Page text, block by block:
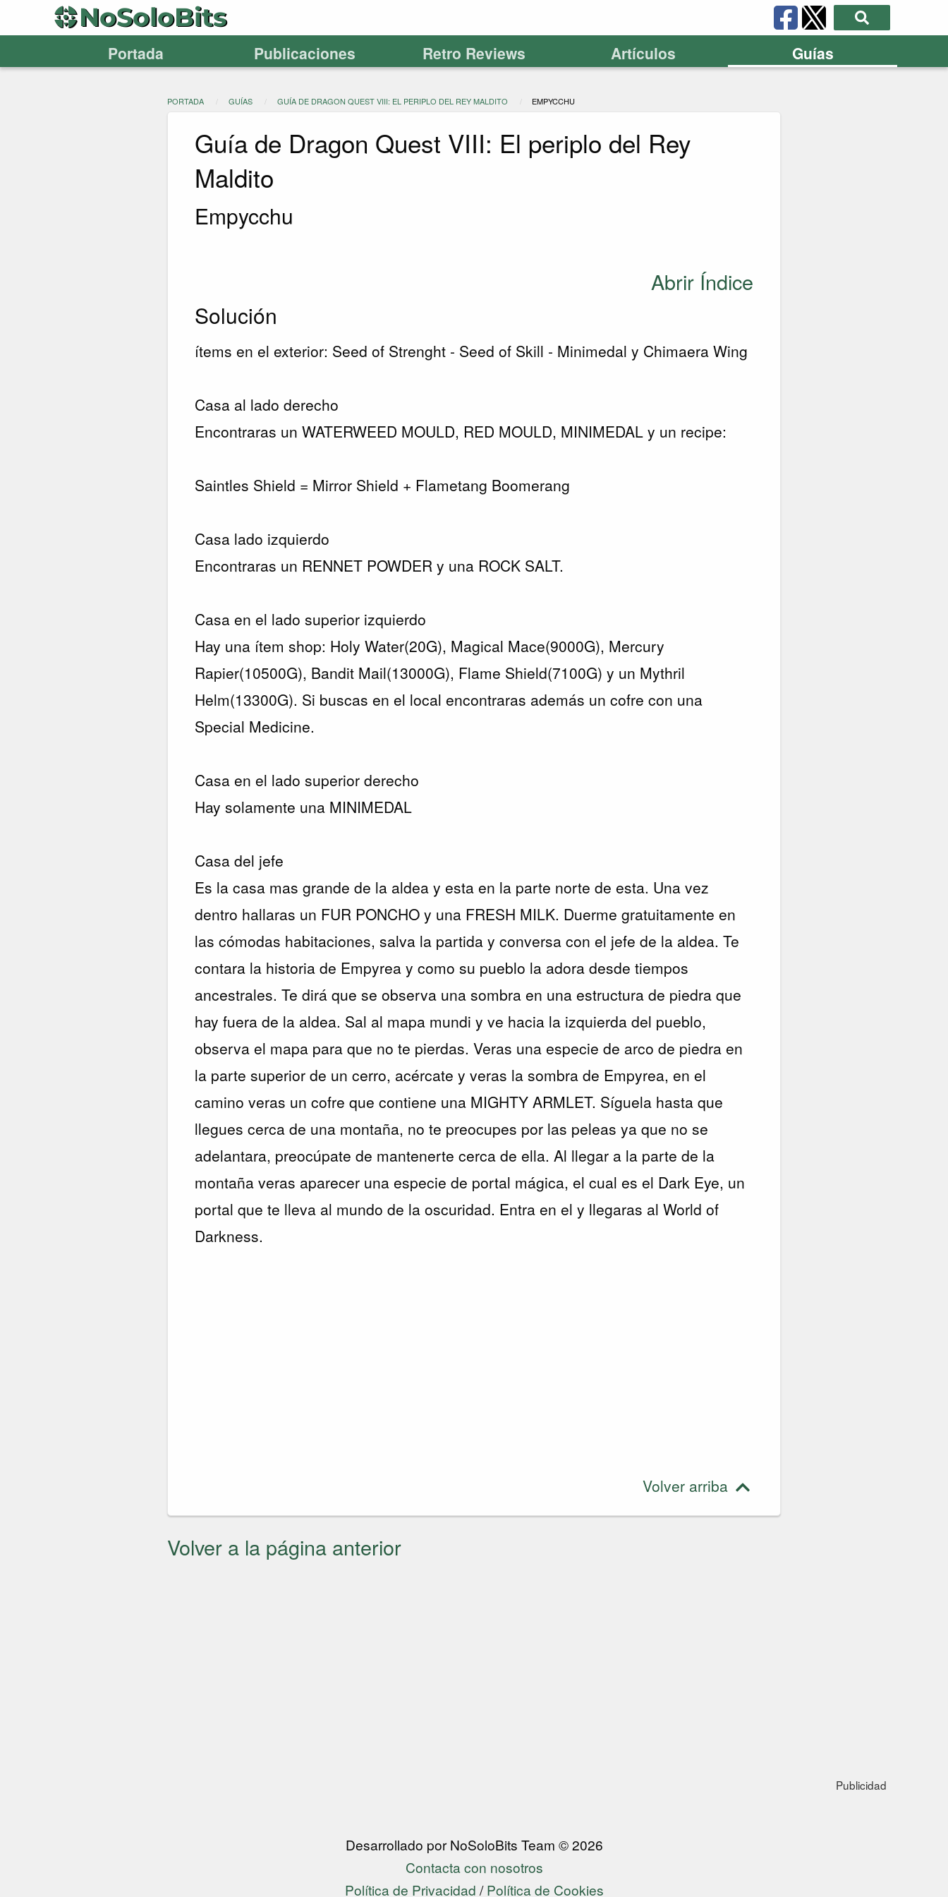
Portada Publicaciones Retro Reviews Artículos Guías
PORTADA GUÍAS GUÍA DE DRAGON QUEST VIII: EL PERIPLO DEL REY MALDITO EMPYCCHU
Guía de Dragon Quest VIII: El periplo del Rey
Maldito
Empycchu
Abrir Índice
Solución
ítems en el exterior: Seed of Strenght - Seed of Skill - Minimedal y Chimaera Wing
Casa al lado derecho
Encontraras un WATERWEED MOULD, RED MOULD, MINIMEDAL y un recipe:
Saintles Shield = Mirror Shield + Flametang Boomerang
Casa lado izquierdo
Encontraras un RENNET POWDER y una ROCK SALT.
Casa en el lado superior izquierdo
Hay una ítem shop: Holy Water(20G), Magical Mace(9000G), Mercury
Rapier(10500G), Bandit Mail(13000G), Flame Shield(7100G) y un Mythril
Helm(13300G). Si buscas en el local encontraras además un cofre con una
Special Medicine.
Casa en el lado superior derecho
Hay solamente una MINIMEDAL
Casa del jefe
Es la casa mas grande de la aldea y esta en la parte norte de esta. Una vez
dentro hallaras un FUR PONCHO y una FRESH MILK. Duerme gratuitamente en
las cómodas habitaciones, salva la partida y conversa con el jefe de la aldea. Te
contara la historia de Empyrea y como su pueblo la adora desde tiempos
ancestrales. Te dirá que se observa una sombra en una estructura de piedra que
hay fuera de la aldea. Sal al mapa mundi y ve hacia la izquierda del pueblo,
observa el mapa para que no te pierdas. Veras una especie de arco de piedra en
la parte superior de un cerro, acércate y veras la sombra de Empyrea, en el
camino veras un cofre que contiene una MIGHTY ARMLET. Síguela hasta que
llegues cerca de una montaña, no te preocupes por las peleas ya que no se
adelantara, preocúpate de mantenerte cerca de ella. Al llegar a la parte de la
montaña veras aparecer una especie de portal mágica, el cual es el Dark Eye, un
portal que te lleva al mundo de la oscuridad. Entra en el y llegaras al World of
Darkness.
Volver arriba
Volver a la página anterior
Publicidad
Desarrollado por NoSoloBits Team © 2026
Contacta con nosotros
Política de Privacidad /Política de Cookies